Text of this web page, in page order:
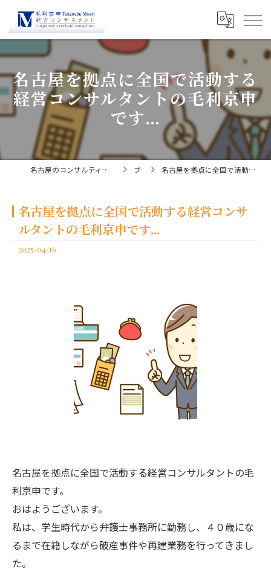
名古屋を拠点に全国で活動する
経営コンサルタントの毛利京申
です...
名古屋のコンサルティングなら経営コンサルタント毛利京申 ブログ 名古屋を拠点に全国で活動する経営コンサルタントの毛利京申です...
名古屋を拠点に全国で活動する経営コンサ
ルタントの毛利京申です...
2025/04/16
名古屋を拠点に全国で活動する経営コンサルタントの毛
利京申です。
おはようございます。
私は、学生時代から弁護士事務所に勤務し、４０歳にな
るまで在籍しながら破産事件や再建業務を行ってきまし
た。